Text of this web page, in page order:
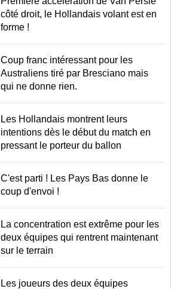
côté droit, le Hollandais volant est en
forme !
Coup franc intéressant pour les
Australiens tiré par Bresciano mais
qui ne donne rien.
Les Hollandais montrent leurs
intentions dès le début du match en
pressant le porteur du ballon
C'est parti ! Les Pays Bas donne le
coup d'envoi !
La concentration est extrême pour les
deux équipes qui rentrent maintenant
sur le terrain
Les joueurs des deux équipes